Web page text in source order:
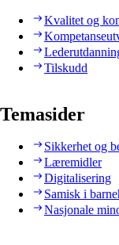
Kvalitet og
Tilskudd
Temasider
Sikkerhet og
Læremidler
Digitalisering
Samisk i
Nasjonale